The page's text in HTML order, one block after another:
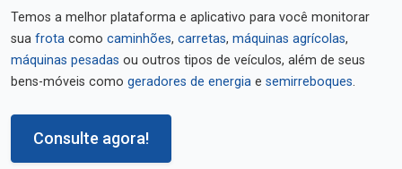
Temos a melhor plataforma e aplicativo para você monitorar
sua frota como caminhões, carretas, máquinas agrícolas,
máquinas pesadas ou outros tipos de veículos, além de seus
bens-móveis como geradores de energia e semirreboques.
Consulte agora!